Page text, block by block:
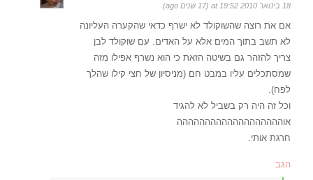
18 בינואר 2010 at 19:52 (17 שנים ago)
אם את רוצה שהשוקולד לא ישרף כדאי שהקערה העליונה
לא תשב בתוך המים אלא על האדים. עם שוקולד לבן
צריך להזהר גם בשיטה הזאת כי הוא נשרף אפילו מזה
שמסתכלים עליו במבט חם (מניסיון של חצי קילו שהלך
לפח).
וכל זה היה רק בשביל לא להגיד
אוההההההההההההההההההה
חרגת אותי.
הגב